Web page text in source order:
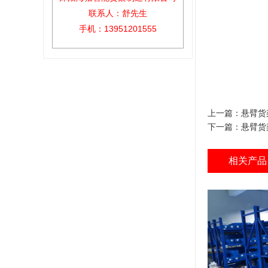
联系人：舒先生
手机：13951201555
上一篇： 悬臂货
下一篇： 悬臂货
相关产品